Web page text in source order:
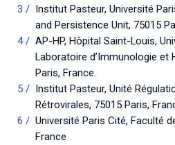
Institut Pasteur, Université
and Persistence Unit, 75015
AP-HP, Hôpital Saint-Louis,
Laboratoire d’Immunologie et
Paris, France.
Institut Pasteur, Unité
Rétrovirales, 75015 Paris,
Université Paris Cité, Faculté
France